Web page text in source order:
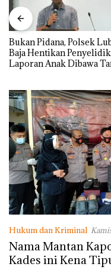
Bukan Pidana, Polsek
Baja Hentikan
Laporan Anak Dibawa
Hukum dan Kriminal
Nama Mantan
Kades ini